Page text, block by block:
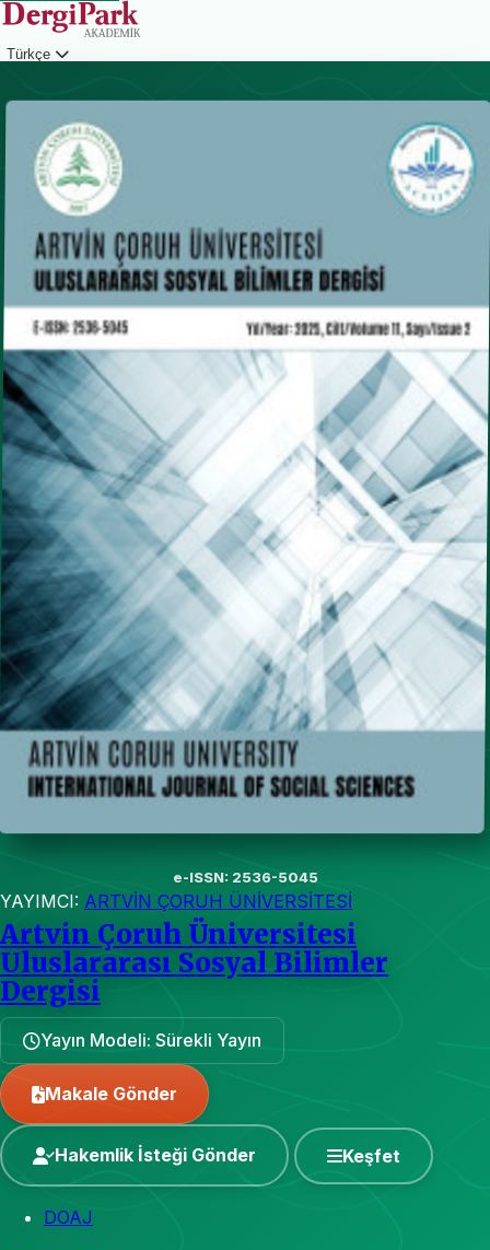
Türkçe
e-ISSN: 2536-5045
YAYIMCI: ARTVİN ÇORUH ÜNİVERSİTESİ
Artvin Çoruh Üniversitesi
Uluslararası Sosyal Bilimler
Dergisi
Yayın Modeli: Sürekli Yayın
Makale Gönder
Hakemlik İsteği Gönder Keşfet
DOAJ